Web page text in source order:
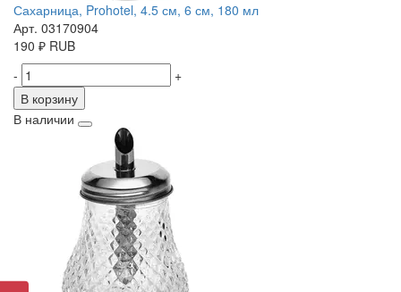
Сахарница, Prohotel, 4.5 см, 6 см, 180 мл
Арт. 03170904
190 ₽ RUB
-
+
В корзину
В наличии